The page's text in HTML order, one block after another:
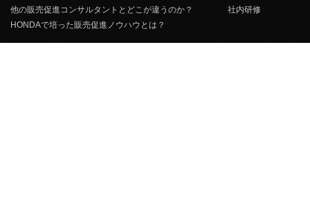
他の販売促進コンサルタントとどこが違うのか？
HONDAで培った販売促進ノウハウとは？
社内研修